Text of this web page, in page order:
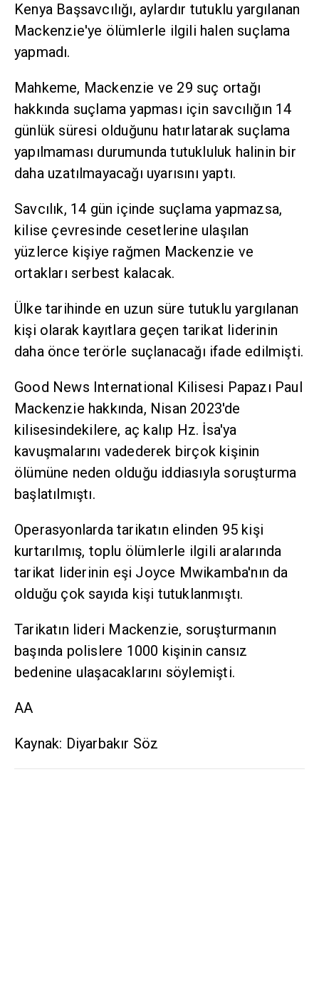
Kenya Başsavcılığı, aylardır tutuklu yargılanan
Mackenzie'ye ölümlerle ilgili halen suçlama
yapmadı.
Mahkeme, Mackenzie ve 29 suç ortağı
hakkında suçlama yapması için savcılığın 14
günlük süresi olduğunu hatırlatarak suçlama
yapılmaması durumunda tutukluluk halinin bir
daha uzatılmayacağı uyarısını yaptı.
Savcılık, 14 gün içinde suçlama yapmazsa,
kilise çevresinde cesetlerine ulaşılan
yüzlerce kişiye rağmen Mackenzie ve
ortakları serbest kalacak.
Ülke tarihinde en uzun süre tutuklu yargılanan
kişi olarak kayıtlara geçen tarikat liderinin
daha önce terörle suçlanacağı ifade edilmişti.
Good News International Kilisesi Papazı Paul
Mackenzie hakkında, Nisan 2023'de
kilisesindekilere, aç kalıp Hz. İsa'ya
kavuşmalarını vadederek birçok kişinin
ölümüne neden olduğu iddiasıyla soruşturma
başlatılmıştı.
Operasyonlarda tarikatın elinden 95 kişi
kurtarılmış, toplu ölümlerle ilgili aralarında
tarikat liderinin eşi Joyce Mwikamba'nın da
olduğu çok sayıda kişi tutuklanmıştı.
Tarikatın lideri Mackenzie, soruşturmanın
başında polislere 1000 kişinin cansız
bedenine ulaşacaklarını söylemişti.
AA
Kaynak: Diyarbakır Söz